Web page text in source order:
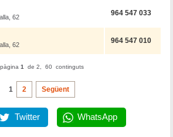
62 964 547 033
62 964 547 010
pàgina 1 de 2, 60 continguts
1 2 Següent
Twitter WhatsApp